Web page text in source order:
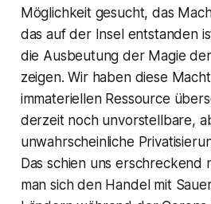
Möglichkeit gesucht, das
das auf der Insel entstanden
die Ausbeutung der Magie
zeigen. Wir haben diese
immateriellen Ressource
derzeit noch unvorstellbare,
unwahrscheinliche
Das schien uns erschreckend
man sich den Handel mit